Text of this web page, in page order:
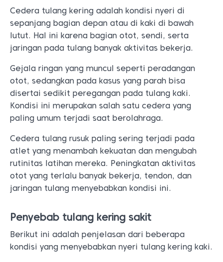
Cedera tulang kering adalah kondisi nyeri di
sepanjang bagian depan atau di kaki di bawah
lutut. Hal ini karena bagian otot, sendi, serta
jaringan pada tulang banyak aktivitas bekerja.
Gejala ringan yang muncul seperti peradangan
otot, sedangkan pada kasus yang parah bisa
disertai sedikit peregangan pada tulang kaki.
Kondisi ini merupakan salah satu cedera yang
paling umum terjadi saat berolahraga.
Cedera tulang rusuk paling sering terjadi pada
atlet yang menambah kekuatan dan mengubah
rutinitas latihan mereka. Peningkatan aktivitas
otot yang terlalu banyak bekerja, tendon, dan
jaringan tulang menyebabkan kondisi ini.
Penyebab tulang kering sakit
Berikut ini adalah penjelasan dari beberapa
kondisi yang menyebabkan nyeri tulang kering kaki.